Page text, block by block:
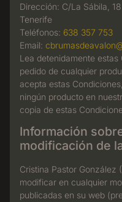
Dirección: C/La Sábila,
Tenerife
Teléfonos: 638 357 753
Email:
Lea detenidamente
pedido de cualquier
acepta estas
ningún producto en
copia de estas
Información
modificación de
Cristina Pastor González
modificar en cualquier
publicadas en su web